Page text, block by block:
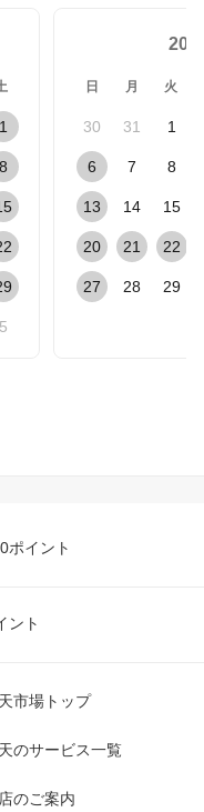
1
8
5
日 月 火
30 31 1
6 7 8
13 14 15
20 21 22
27 28 29
ポイント
ント
市場トップ
のサービス一覧
のご案内